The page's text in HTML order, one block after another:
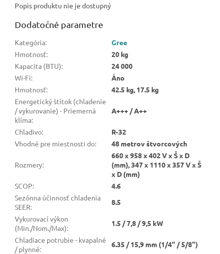
Popis produktu nie je dostupný
Dodatočné parametre
Kategória:
Gree
Hmotnosť:
20 kg
Kapacita (BTU):
24 000
Wi-Fi:
Áno
Hmotnosť:
42.5 kg, 17.5 kg
Energetický štítok (chladenie
/ vykurovanie) - Priemerná
klíma:
A+++ / A++
Chladivo:
R-32
Vhodné pre miestnosti do: 48 metrov štvorcových
Rozmery:
660 x 958 x 402 V x Š x D
(mm), 347 x 1110 x 357 V x Š
x D (mm)
SCOP:
4.6
Sezónna účinnosť chladenia
SEER:
8.5
Vykurovací výkon
(Min./Nom./Max):
1.5 / 7,8 / 9,5 kW
Chladiace potrubie - kvapalné
/ plynné:
6.35 / 15,9 mm (1/4" / 5/8")